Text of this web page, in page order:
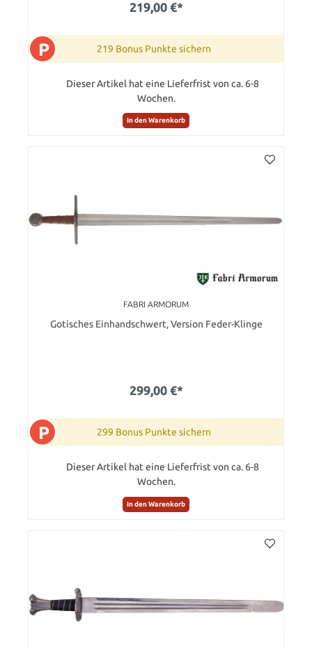
219,00 €*
P 219 Bonus Punkte sichern
Dieser Artikel hat eine Lieferfrist von ca. 6-8
Wochen.
In den Warenkorb
FABRI ARMORUM
Gotisches Einhandschwert, Version Feder-Klinge
299,00 €*
P 299 Bonus Punkte sichern
Dieser Artikel hat eine Lieferfrist von ca. 6-8
Wochen.
In den Warenkorb